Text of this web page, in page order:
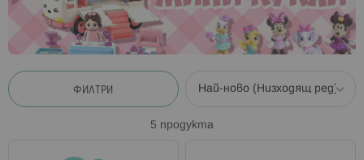
ФИЛТРИ
5 продукта